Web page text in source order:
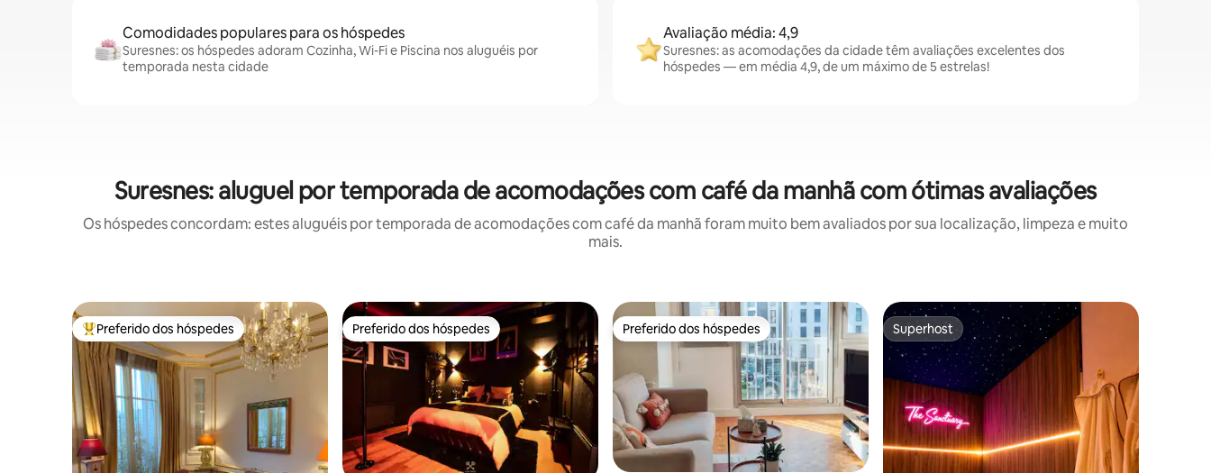
Comodidades populares para os hóspedes
Suresnes: os hóspedes adoram Cozinha, Wi-Fi e Piscina nos aluguéis por
temporada nesta cidade
Avaliação média: 4,9
Suresnes: as acomodações da cidade têm avaliações excelentes dos
hóspedes — em média 4,9, de um máximo de 5 estrelas!
Suresnes: aluguel por temporada de acomodações com café da manhã com ótimas avaliações
Os hóspedes concordam: estes aluguéis por temporada de acomodações com café da manhã foram muito bem avaliados por sua localização, limpeza e muito
mais.
Entre os melhores preferidos dos hóspedes
Preferido dos hóspedes Preferido dos hóspedes
Preferido dos hóspedes Preferido dos hóspedes
Preferido dos hóspedes Superhost
Superhost